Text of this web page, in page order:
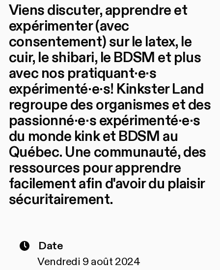
Viens discuter, apprendre et
expérimenter (avec
consentement) sur le latex, le
cuir, le shibari, le BDSM et plus
avec nos pratiquant·e·s
expérimenté·e·s! Kinkster Land
regroupe des organismes et des
passionné·e·s expérimenté·e·s
du monde kink et BDSM au
Québec. Une communauté, des
ressources pour apprendre
facilement afin d'avoir du plaisir
sécuritairement.
Date
Vendredi 9 août 2024